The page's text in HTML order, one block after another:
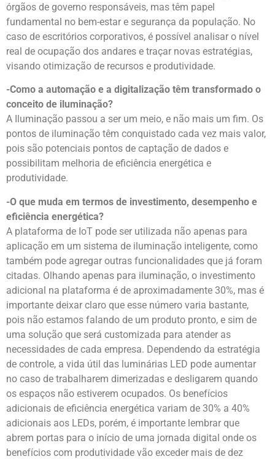
órgãos de governo responsáveis, mas têm papel
fundamental no bem-estar e segurança da população. No
caso de escritórios corporativos, é possível analisar o nível
real de ocupação dos andares e traçar novas estratégias,
visando otimização de recursos e produtividade.
-Como a automação e a digitalização têm transformado o
conceito de iluminação?
A Iluminação passou a ser um meio, e não mais um fim. Os
pontos de iluminação têm conquistado cada vez mais valor,
pois são potenciais pontos de captação de dados e
possibilitam melhoria de eficiência energética e
produtividade.
-O que muda em termos de investimento, desempenho e
eficiência energética?
A plataforma de IoT pode ser utilizada não apenas para
aplicação em um sistema de iluminação inteligente, como
também pode agregar outras funcionalidades que já foram
citadas. Olhando apenas para iluminação, o investimento
adicional na plataforma é de aproximadamente 30%, mas é
importante deixar claro que esse número varia bastante,
pois não estamos falando de um produto pronto, e sim de
uma solução que será customizada para atender as
necessidades de cada empresa. Dependendo da estratégia
de controle, a vida útil das luminárias LED pode aumentar
no caso de trabalharem dimerizadas e desligarem quando
os espaços não estiverem ocupados. Os benefícios
adicionais de eficiência energética variam de 30% a 40%
adicionais aos LEDs, porém, é importante lembrar que
abrem portas para o início de uma jornada digital onde os
benefícios com produtividade vão exceder mais de dez